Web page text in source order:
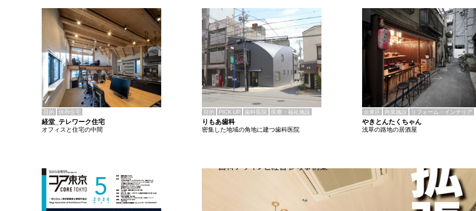
目的 併用住宅
経堂_テレワーク住宅
オフィスと住宅の中間
目的 PICK UP 歯科医院 医療・福祉施設
りもあ歯科
密集した地域の角地に建つ歯科医院
台東区 商業施設 リフォーム・インテリア
やきとんたくちゃん
浅草の路地の居酒屋